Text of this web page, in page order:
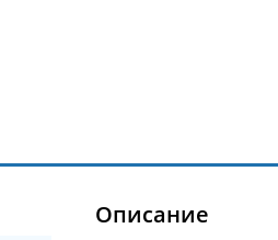
Описание